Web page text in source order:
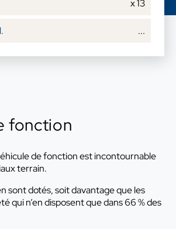
x 13
...
fonction
de fonction est incontournable
terrain.
sont dotés, soit davantage que les
qui n’en disposent que dans 66 % des